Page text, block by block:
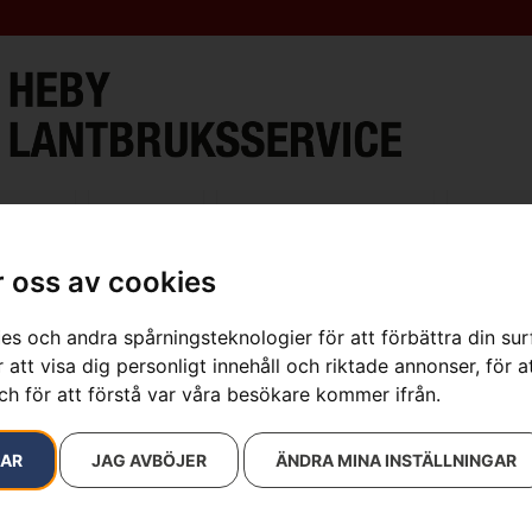
oss av cookies
och andra spårningsteknologier för att förbättra din
visa dig personligt innehåll och riktade annonser, för
för att förstå var våra besökare kommer ifrån.
JAG AVBÖJER ÄNDRA MINA INSTÄLLNINGAR